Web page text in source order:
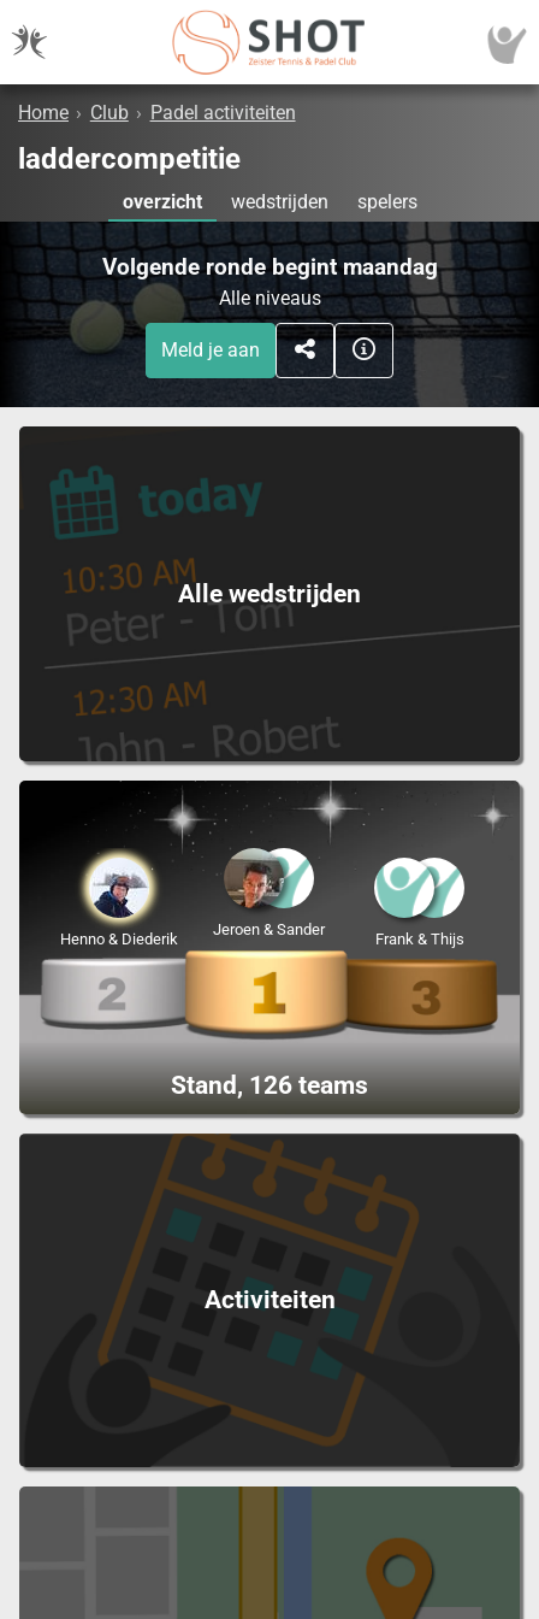
Home › Club › Padel activiteiten
laddercompetitie
overzicht wedstrijden spelers
Volgende ronde begint maandag
Alle niveaus
Meld je aan
Alle wedstrijden
Stand, 126 teams
Jeroen & Sander
Henno & Diederik Frank & Thijs
Activiteiten